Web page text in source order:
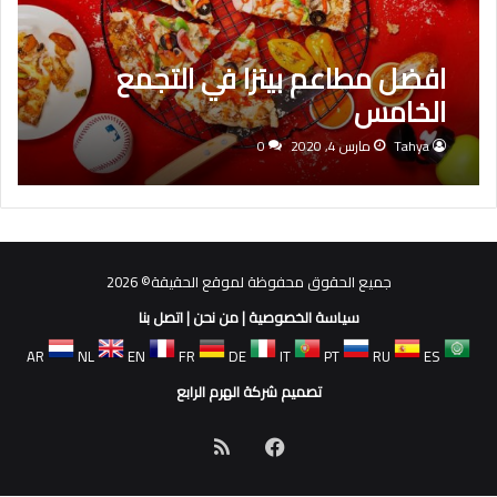
افضل مطاعم بيتزا في التجمع
الخامس
Tahya مارس 4, 2020 0
جميع الحقوق محفوظة لموقع الحقيقة© 2026
سياسة الخصوصية|من نحن|اتصل بنا
AR
NL EN FR DE IT PT RU
ES
تصميم شركة الهرم الرابع
فيسبوك